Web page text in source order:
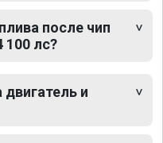
после чип
100 лс?
двигатель и